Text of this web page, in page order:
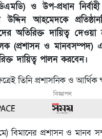
ও উপ-প্রধান
আহমেদকে
অতিরিক্ত দায়িত্ব
(প্রশাসন ও মানবসম্পদ)
দায়িত্ব পালন করবেন।
তিনি প্রশাসনিক ও
বিজ্ঞাপন
বিমানের প্রশাসন ও মানব